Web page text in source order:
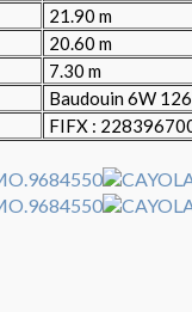
21.90 m
20.60 m
7.30 m
Baudouin 6W
FIFX :